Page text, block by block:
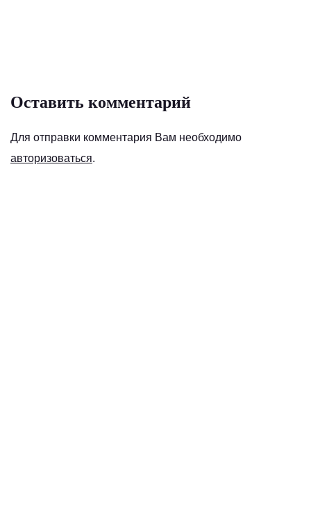
Оставить комментарий
Для отправки комментария Вам необходимо
авторизоваться.